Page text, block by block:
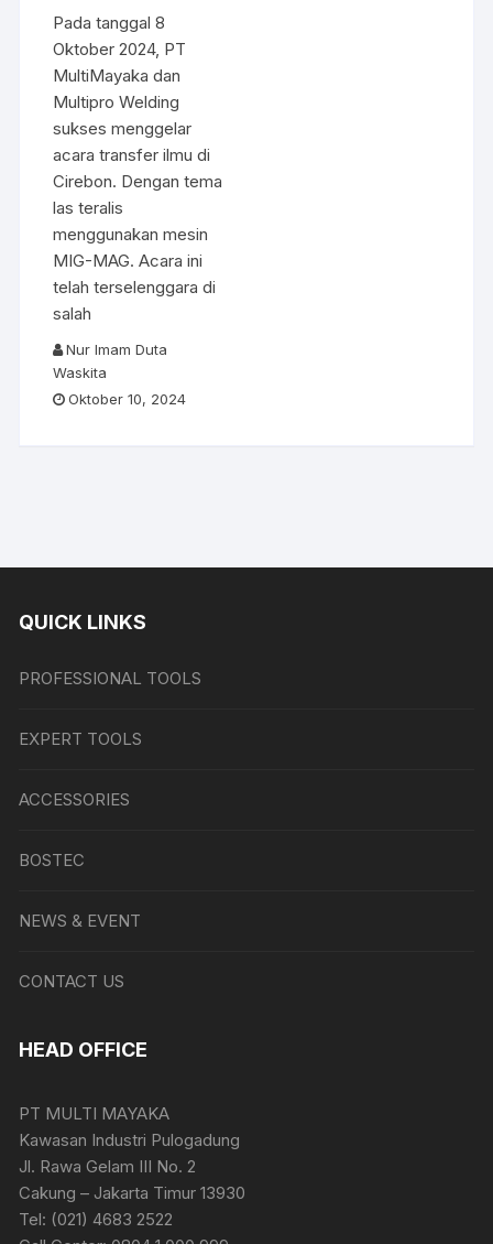
Pada tanggal 8
Oktober 2024, PT
MultiMayaka dan
Multipro Welding
sukses menggelar
acara transfer ilmu di
Cirebon. Dengan tema
las teralis
menggunakan mesin
MIG-MAG. Acara ini
telah terselenggara di
salah
Nur Imam Duta
Waskita
Oktober 10, 2024
QUICK LINKS
PROFESSIONAL TOOLS
EXPERT TOOLS
ACCESSORIES
BOSTEC
NEWS & EVENT
CONTACT US
HEAD OFFICE
PT MULTI MAYAKA
Kawasan Industri Pulogadung
Jl. Rawa Gelam III No. 2
Cakung – Jakarta Timur 13930
Tel: (021) 4683 2522